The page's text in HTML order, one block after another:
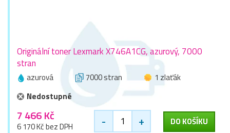
Originální toner Lexmark X746A1CG, azurový, 7000
stran
azurová 7000 stran
1 zlaťák
Nedostupné
7 466 Kč
6 170 Kč bez DPH - + DO KOŠÍKU